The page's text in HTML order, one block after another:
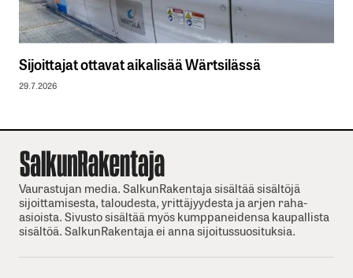
Sijoittajat ottavat aikalisää Wärtsilässä
29.7.2026
Vaurastujan media. SalkunRakentaja sisältää sisältöjä
sijoittamisesta, taloudesta, yrittäjyydesta ja arjen raha-
asioista. Sivusto sisältää myös kumppaneidensa kaupallista
sisältöä. SalkunRakentaja ei anna sijoitussuosituksia.